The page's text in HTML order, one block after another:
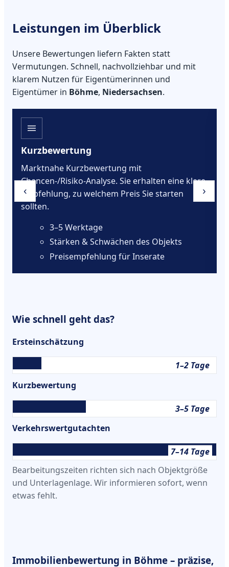
Leistungen im Überblick
Unsere Bewertungen liefern Fakten statt
Vermutungen. Schnell, nachvollziehbar und mit
klarem Nutzen für Eigentümerinnen und
Eigentümer in Böhme, Niedersachsen.
Kurzbewertung
Marktnahe Kurzbewertung mit
Chancen-/Risiko-Analyse. Sie erhalten eine klare
Empfehlung, zu welchem Preis Sie starten
sollten.
3–5 Werktage
Stärken & Schwächen des Objekts
Preisempfehlung für Inserate
‹ ›
Wie schnell geht das?
Ersteinschätzung
1–2 Tage
Kurzbewertung
3–5 Tage
Verkehrswertgutachten
7–14 Tage
Bearbeitungszeiten richten sich nach Objektgröße
und Unterlagenlage. Wir informieren sofort, wenn
etwas fehlt.
Immobilienbewertung in Böhme – präzise,